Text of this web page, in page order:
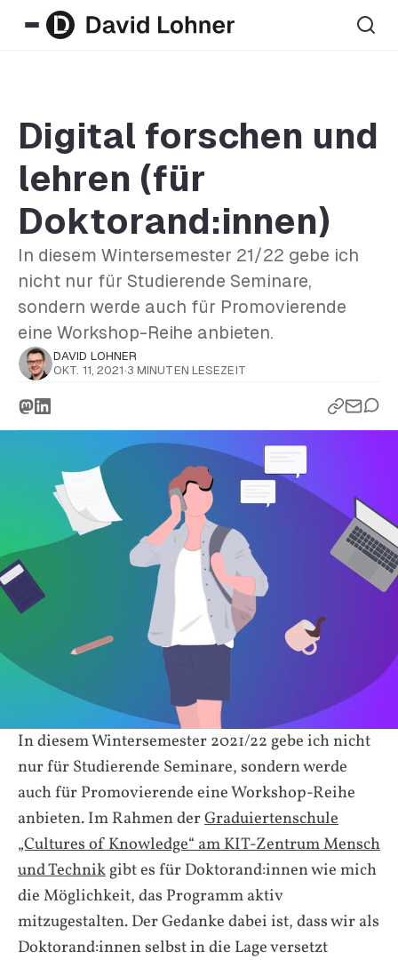
Digital forschen und
lehren (für
Doktorand:innen)
In diesem Wintersemester 21/22 gebe ich
nicht nur für Studierende Seminare,
sondern werde auch für Promovierende
eine Workshop-Reihe anbieten.
DAVID LOHNER
OKT. 11, 2021 ·3 MINUTEN LESEZEIT
In diesem Wintersemester 2021/22 gebe ich nicht
nur für Studierende Seminare, sondern werde
auch für Promovierende eine Workshop-Reihe
anbieten. Im Rahmen derGraduiertenschule
„Cultures of Knowledge“ am KIT-Zentrum Mensch
und Technikgibt es für Doktorand:innen wie mich
die Möglichkeit, das Programm aktiv
mitzugestalten. Der Gedanke dabei ist, dass wir als
Doktorand:innen selbst in die Lage versetzt